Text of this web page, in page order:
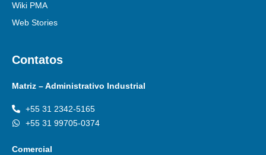
Wiki PMA
Web Stories
Contatos
Matriz – Administrativo Industrial
+55 31 2342-5165
+55 31 99705-0374
Comercial